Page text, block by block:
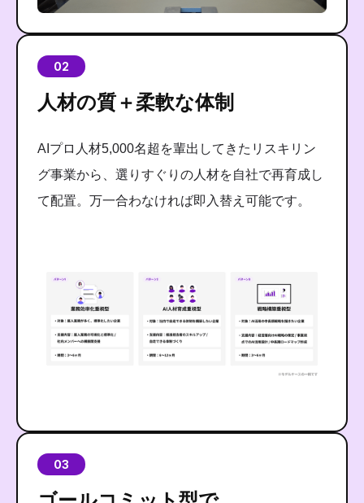
02
人材の質＋柔軟な体制
AIプロ人材5,000名超を輩出してきたリスキリン
グ事業から、選りすぐりの人材を自社で再育成し
て配置。万一合わなければ即入替え可能です。
03